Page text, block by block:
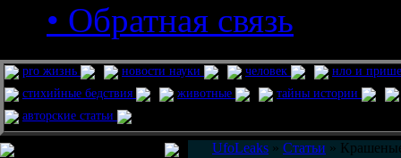
• Обратная связь
pro жизнь новости науки человек
нло и
стихийные бедствия
животные
тайны истории
авторские статьи
UfoLeaks » Статьи »